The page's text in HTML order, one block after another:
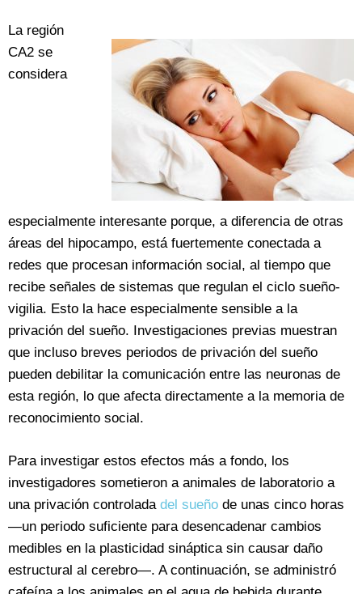
La región
CA2 se
considera
especialmente interesante porque, a diferencia de otras
áreas del hipocampo, está fuertemente conectada a
redes que procesan información social, al tiempo que
recibe señales de sistemas que regulan el ciclo sueño-
vigilia. Esto la hace especialmente sensible a la
privación del sueño. Investigaciones previas muestran
que incluso breves periodos de privación del sueño
pueden debilitar la comunicación entre las neuronas de
esta región, lo que afecta directamente a la memoria de
reconocimiento social.
Para investigar estos efectos más a fondo, los
investigadores sometieron a animales de laboratorio a
una privación controlada del sueño de unas cinco horas
—un periodo suficiente para desencadenar cambios
medibles en la plasticidad sináptica sin causar daño
estructural al cerebro—. A continuación, se administró